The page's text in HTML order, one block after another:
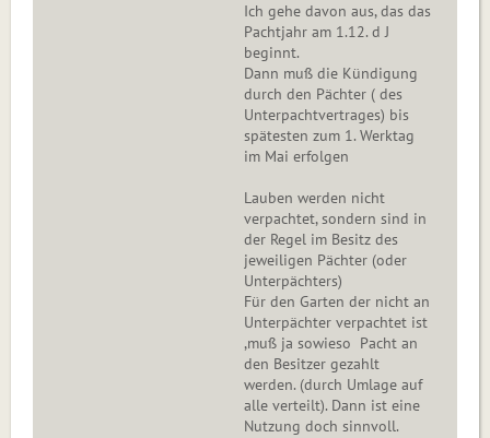
Ich gehe davon aus, das das
Pachtjahr am 1.12. d J
beginnt.
Dann muß die Kündigung
durch den Pächter ( des
Unterpachtvertrages) bis
spätesten zum 1. Werktag
im Mai erfolgen
Lauben werden nicht
verpachtet, sondern sind in
der Regel im Besitz des
jeweiligen Pächter (oder
Unterpächters)
Für den Garten der nicht an
Unterpächter verpachtet ist
,muß ja sowieso Pacht an
den Besitzer gezahlt
werden. (durch Umlage auf
alle verteilt). Dann ist eine
Nutzung doch sinnvoll.